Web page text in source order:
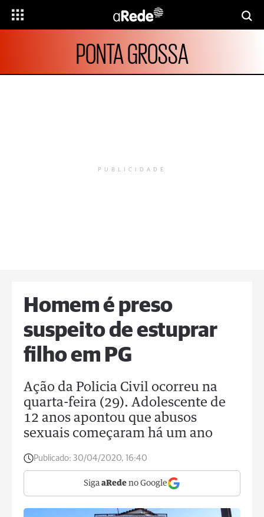
PONTA GROSSA
PUBLICIDADE
Homem é preso
suspeito de estuprar
filho em PG
Ação da Policia Civil ocorreu na
quarta-feira (29). Adolescente de
12 anos apontou que abusos
sexuais começaram há um ano
Publicado: 30/04/2020, 16:40
Siga aRede no Google